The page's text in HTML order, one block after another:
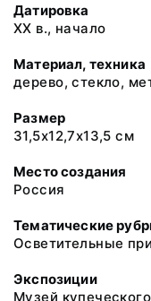
Датировка
ХХ в., начало
Материал, техника
дерево, стекло,
Размер
31,5х12,7х13,5 см
Место создания
Россия
Тематические
Осветительные
Экспозиции
Музей